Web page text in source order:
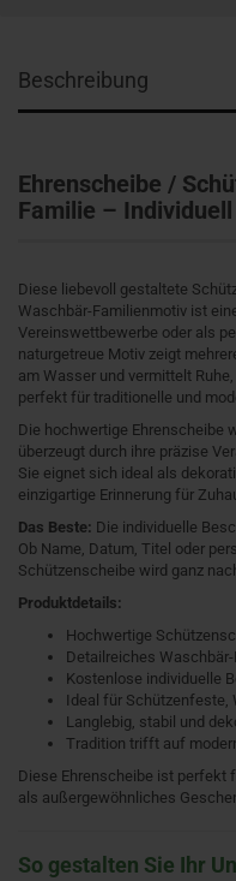
Beschreibung
Ehrenscheibe /
Familie –
Diese liebevoll gestaltete
Waschbär-Familienmotiv ist
Vereinswettbewerbe oder als
naturgetreue Motiv zeigt
am Wasser und vermittelt
perfekt für traditionelle und
Die hochwertige Ehrenscheibe
überzeugt durch ihre präzise
Sie eignet sich ideal als
einzigartige Erinnerung für
Das Beste: Die individuelle
Ob Name, Datum, Titel oder
Schützenscheibe wird ganz
Produktdetails:
Hochwertige
Detailreiches
Kostenlose individuelle
Ideal für Schützenfeste,
Langlebig, stabil und
Tradition trifft auf
Diese Ehrenscheibe ist perfekt
als außergewöhnliches
So gestalten Sie Ihr